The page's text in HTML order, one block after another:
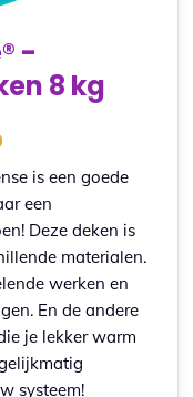
-
8 kg
is een goede
een
Deze deken is
materialen.
werken en
En de andere
je lekker warm
systeem!